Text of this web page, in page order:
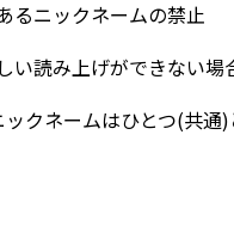
るニックネームの禁止
読み上げができない場
クネームはひとつ(共通)